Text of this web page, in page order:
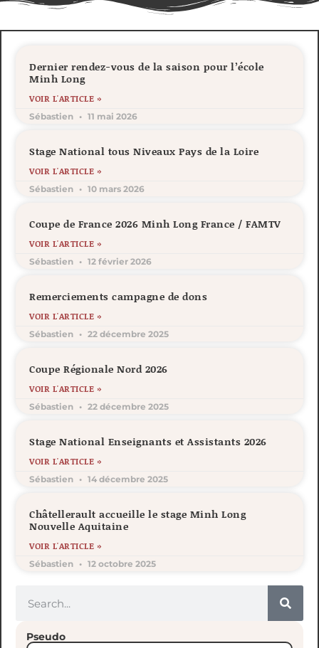
Dernier rendez-vous de la saison pour l’école
Minh Long
VOIR L'ARTICLE »
Sébastien 11 mai 2026
Stage National tous Niveaux Pays de la Loire
VOIR L'ARTICLE »
Sébastien 10 mars 2026
Coupe de France 2026 Minh Long France / FAMTV
VOIR L'ARTICLE »
Sébastien 12 février 2026
Remerciements campagne de dons
VOIR L'ARTICLE »
Sébastien 22 décembre 2025
Coupe Régionale Nord 2026
VOIR L'ARTICLE »
Sébastien 22 décembre 2025
Stage National Enseignants et Assistants 2026
VOIR L'ARTICLE »
Sébastien 14 décembre 2025
Châtellerault accueille le stage Minh Long
Nouvelle Aquitaine
VOIR L'ARTICLE »
Sébastien 12 octobre 2025
Pseudo